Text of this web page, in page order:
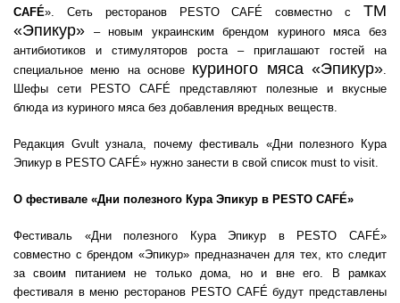
CAFÉ». Сеть ресторанов PESTO CAFÉ совместно с ТМ
«Эпикур» – новым украинским брендом куриного мяса без
антибиотиков и стимуляторов роста – приглашают гостей на
специальное меню на основе куриного мяса «Эпикур».
Шефы сети PESTO CAFÉ представляют полезные и вкусные
блюда из куриного мяса без добавления вредных веществ.
Редакция Gvult узнала, почему фестиваль «Дни полезного Кура
Эпикур в PESTO CAFÉ» нужно занести в свой список must to visit.
О фестивале «Дни полезного Кура Эпикур в PESTO CAFÉ»
Фестиваль «Дни полезного Кура Эпикур в PESTO CAFÉ»
совместно с брендом «Эпикур» предназначен для тех, кто следит
за своим питанием не только дома, но и вне его. В рамках
фестиваля в меню ресторанов PESTO CAFÉ будут представлены